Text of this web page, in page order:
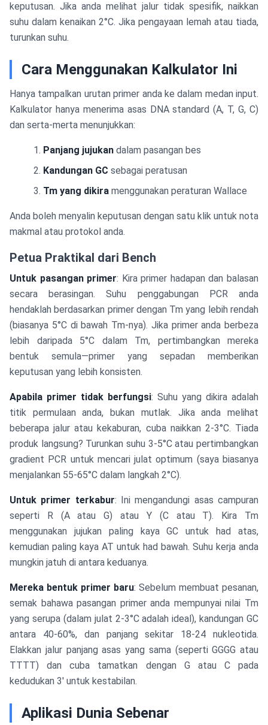
keputusan. Jika anda melihat jalur tidak spesifik, naikkan
suhu dalam kenaikan 2°C. Jika pengayaan lemah atau tiada,
turunkan suhu.
Cara Menggunakan Kalkulator Ini
Hanya tampalkan urutan primer anda ke dalam medan input.
Kalkulator hanya menerima asas DNA standard (A, T, G, C)
dan serta-merta menunjukkan:
Panjang jujukan dalam pasangan bes
Kandungan GC sebagai peratusan
Tm yang dikira menggunakan peraturan Wallace
Anda boleh menyalin keputusan dengan satu klik untuk nota
makmal atau protokol anda.
Petua Praktikal dari Bench
Untuk pasangan primer: Kira primer hadapan dan balasan
secara berasingan. Suhu penggabungan PCR anda
hendaklah berdasarkan primer dengan Tm yang lebih rendah
(biasanya 5°C di bawah Tm-nya). Jika primer anda berbeza
lebih daripada 5°C dalam Tm, pertimbangkan mereka
bentuk semula—primer yang sepadan memberikan
keputusan yang lebih konsisten.
Apabila primer tidak berfungsi: Suhu yang dikira adalah
titik permulaan anda, bukan mutlak. Jika anda melihat
beberapa jalur atau kekaburan, cuba naikkan 2-3°C. Tiada
produk langsung? Turunkan suhu 3-5°C atau pertimbangkan
gradient PCR untuk mencari julat optimum (saya biasanya
menjalankan 55-65°C dalam langkah 2°C).
Untuk primer terkabur: Ini mengandungi asas campuran
seperti R (A atau G) atau Y (C atau T). Kira Tm
menggunakan jujukan paling kaya GC untuk had atas,
kemudian paling kaya AT untuk had bawah. Suhu kerja anda
mungkin jatuh di antara keduanya.
Mereka bentuk primer baru: Sebelum membuat pesanan,
semak bahawa pasangan primer anda mempunyai nilai Tm
yang serupa (dalam julat 2-3°C adalah ideal), kandungan GC
antara 40-60%, dan panjang sekitar 18-24 nukleotida.
Elakkan jalur panjang asas yang sama (seperti GGGG atau
TTTT) dan cuba tamatkan dengan G atau C pada
kedudukan 3' untuk kestabilan.
Aplikasi Dunia Sebenar